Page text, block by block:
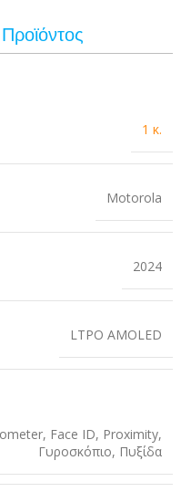
1 κ.
Motorola
2024
LTPO AMOLED
, Face ID, Proximity,
Γυροσκόπιο, Πυξίδα